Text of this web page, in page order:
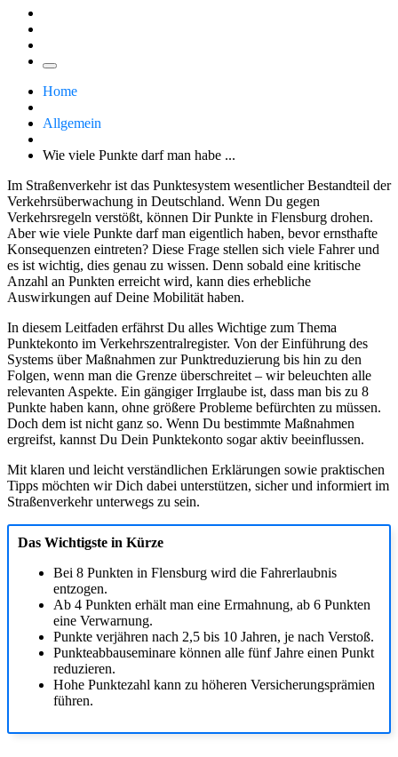
Home
Allgemein
Wie viele Punkte darf man habe ...
Im Straßenverkehr ist das Punktesystem wesentlicher Bestandteil der
Verkehrsüberwachung in Deutschland. Wenn Du gegen
Verkehrsregeln verstößt, können Dir Punkte in Flensburg drohen.
Aber wie viele Punkte darf man eigentlich haben, bevor ernsthafte
Konsequenzen eintreten? Diese Frage stellen sich viele Fahrer und
es ist wichtig, dies genau zu wissen. Denn sobald eine kritische
Anzahl an Punkten erreicht wird, kann dies erhebliche
Auswirkungen auf Deine Mobilität haben.
In diesem Leitfaden erfährst Du alles Wichtige zum Thema
Punktekonto im Verkehrszentralregister. Von der Einführung des
Systems über Maßnahmen zur Punktreduzierung bis hin zu den
Folgen, wenn man die Grenze überschreitet – wir beleuchten alle
relevanten Aspekte. Ein gängiger Irrglaube ist, dass man bis zu 8
Punkte haben kann, ohne größere Probleme befürchten zu müssen.
Doch dem ist nicht ganz so. Wenn Du bestimmte Maßnahmen
ergreifst, kannst Du Dein Punktekonto sogar aktiv beeinflussen.
Mit klaren und leicht verständlichen Erklärungen sowie praktischen
Tipps möchten wir Dich dabei unterstützen, sicher und informiert im
Straßenverkehr unterwegs zu sein.
Das Wichtigste in Kürze
Bei 8 Punkten in Flensburg wird die Fahrerlaubnis
entzogen.
Ab 4 Punkten erhält man eine Ermahnung, ab 6 Punkten
eine Verwarnung.
Punkte verjähren nach 2,5 bis 10 Jahren, je nach Verstoß.
Punkteabbauseminare können alle fünf Jahre einen Punkt
reduzieren.
Hohe Punktezahl kann zu höheren Versicherungsprämien
führen.